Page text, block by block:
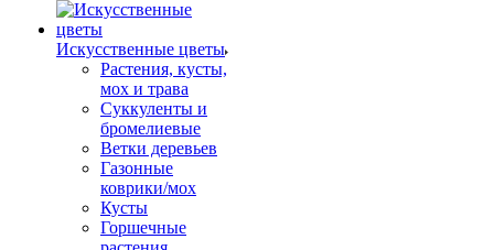
Искусственные цветы
Растения, кусты,
мох и трава
Суккуленты и
бромелиевые
Ветки деревьев
Газонные
коврики/мох
Кусты
Горшечные